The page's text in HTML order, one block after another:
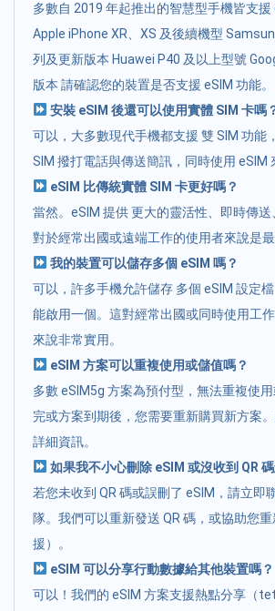
多數自 2019 年起推出的智慧型手機皆支援
Apple iPhone XR、XS 及後續機型
列及更新版本 Huawei P40 及以上型號
版本 請確認您的裝置是否支援 eSIM 功能。
安裝 eSIM 後還可以使用實體 SIM 卡嗎
可以，大多數現代手機都支援 雙 SIM 功能
SIM 撥打電話與傳送簡訊，同時使用 eSIM
eSIM 比傳統實體 SIM 卡更好嗎？
當然。eSIM 提供 更大的靈活性、即時傳送
對於經常出國或遠端工作的使用者來說是最
我的裝置可以儲存多個 eSIM 嗎？
可以，許多手機允許儲存 多個 eSIM 設定
能啟用一個。這對經常出國或同時使用工
來說非常實用。
eSIM 方案可以重複使用或儲值嗎？
多數 eSIM5g 方案為預付型，無法重複使
完或方案到期後，您需要重新購買新方案
詳細資訊。
如果我不小心刪除 eSIM 或沒收到 QR
若您未收到 QR 碼或誤刪了 eSIM，請立即
隊。我們可以重新發送 QR 碼，或協助您
援）。
eSIM 可以分享行動數據給其他裝置嗎？
可以！我們的 eSIM 方案支援熱點分享（